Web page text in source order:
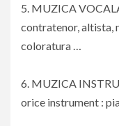
5. MUZICA
contratenor, altista,
coloratura …
6. MUZICA
orice instrument :